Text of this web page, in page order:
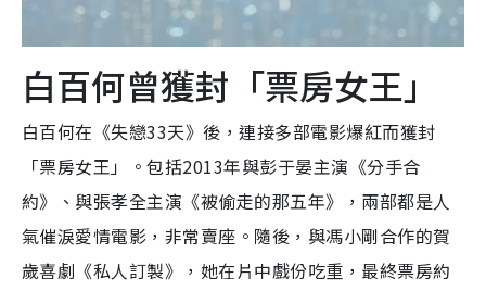
白百何曾獲封「票房女王」
白百何在《失戀33天》後，連接多部電影爆紅而獲封
「票房女王」。包括2013年與彭于晏主演《分手合
約》、與張孝全主演《被偷走的那五年》，兩部都是人
氣催淚愛情電影，非常賣座。隨後，與馮小剛合作的賀
歲喜劇《私人訂製》，她在片中戲份吃重，最終票房約